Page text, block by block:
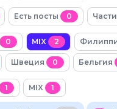
Есть посты 0
0 MIX 2
Швеция 0 Бельгия
1 MIX 1